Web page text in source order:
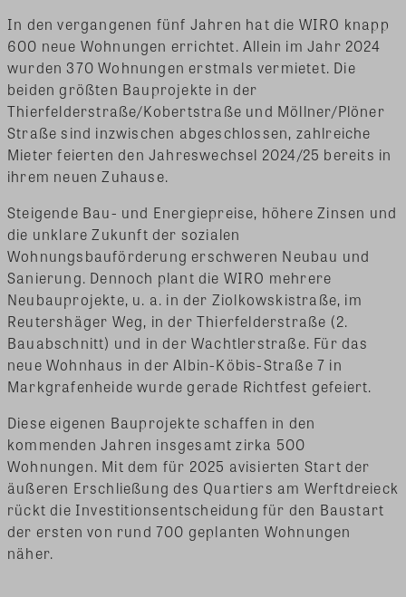
In den vergangenen fünf Jahren hat die WIRO knapp
600 neue Wohnungen errichtet. Allein im Jahr 2024
wurden 370 Wohnungen erstmals vermietet. Die
beiden größten Bauprojekte in der
Thierfelderstraße/Kobertstraße und Möllner/Plöner
Straße sind inzwischen abgeschlossen, zahlreiche
Mieter feierten den Jahreswechsel 2024/25 bereits in
ihrem neuen Zuhause.
Steigende Bau- und Energiepreise, höhere Zinsen und
die unklare Zukunft der sozialen
Wohnungsbauförderung erschweren Neubau und
Sanierung. Dennoch plant die WIRO mehrere
Neubauprojekte, u. a. in der Ziolkowskistraße, im
Reutershäger Weg, in der Thierfelderstraße (2.
Bauabschnitt) und in der Wachtlerstraße. Für das
neue Wohnhaus in der Albin-Köbis-Straße 7 in
Markgrafenheide wurde gerade Richtfest gefeiert.
Diese eigenen Bauprojekte schaffen in den
kommenden Jahren insgesamt zirka 500
Wohnungen. Mit dem für 2025 avisierten Start der
äußeren Erschließung des Quartiers am Werftdreieck
rückt die Investitionsentscheidung für den Baustart
der ersten von rund 700 geplanten Wohnungen
näher.